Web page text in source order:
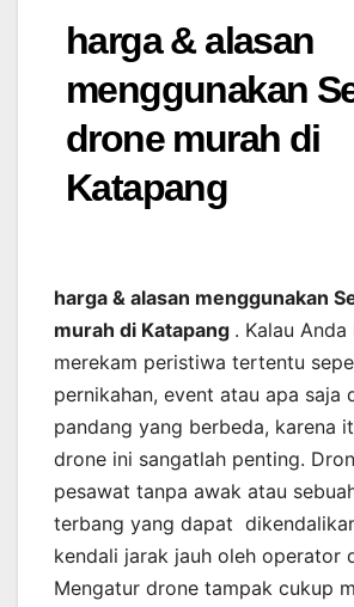
harga & alasan
menggunakan
drone murah di
Katapang
harga & alasan menggunakan
murah di Katapang . Kalau Anda
merekam peristiwa tertentu
pernikahan, event atau apa saja
pandang yang berbeda, karena
drone ini sangatlah penting.
pesawat tanpa awak atau
terbang yang dapat
kendali jarak jauh oleh operator
Mengatur drone tampak cukup